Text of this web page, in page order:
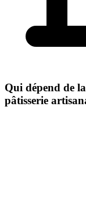
Qui dépend de
pâtisserie